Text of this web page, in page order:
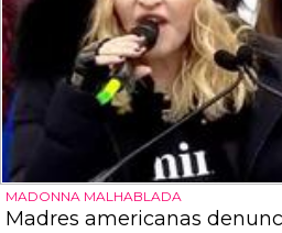
MADONNA MALHABLADA
Madres americanas